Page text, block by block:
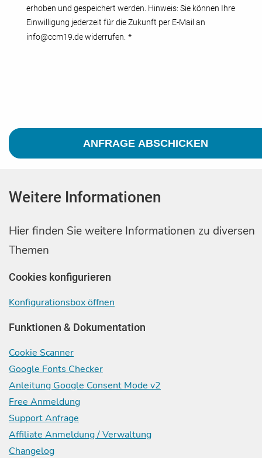
erhoben und gespeichert werden. Hinweis: Sie können Ihre
Einwilligung jederzeit für die Zukunft per E-Mail an
info@ccm19.de widerrufen. *
Weitere Informationen
Hier finden Sie weitere Informationen zu diversen
Themen
Cookies konfigurieren
Konfigurationsbox öffnen
Funktionen & Dokumentation
Cookie Scanner
Google Fonts Checker
Anleitung Google Consent Mode v2
Free Anmeldung
Support Anfrage
Affiliate Anmeldung / Verwaltung
Changelog